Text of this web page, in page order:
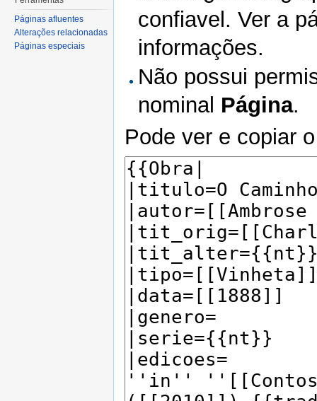
confiavel. Ver a
informações.
Não possui
nominal Página.
Pode ver e copiar
Páginas afluentes
Alterações relacionadas
Páginas especiais